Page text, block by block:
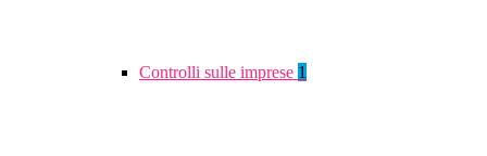
Controlli sulle imprese 1